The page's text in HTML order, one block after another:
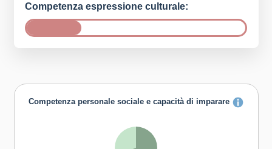
Competenza espressione culturale:
Competenza personale sociale e capacità di imparare